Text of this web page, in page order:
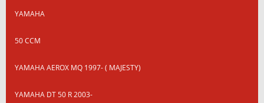
YAMAHA
50 CCM
YAMAHA AEROX MQ 1997- ( MAJESTY)
YAMAHA DT 50 R 2003-